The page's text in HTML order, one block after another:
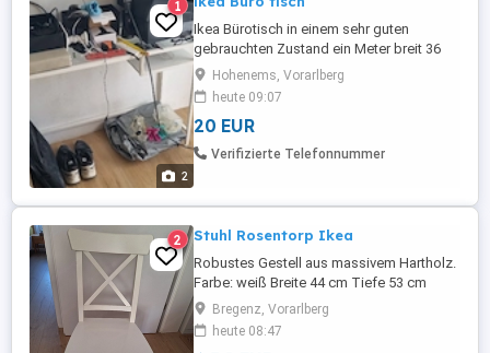
2
1
Ikea Bürotisch in einem sehr guten
gebrauchten Zustand ein Meter breit 36
tief Zentimeter und 75 hoch
Hohenems, Vorarlberg
heute 09:07
20 EUR
Verifizierte Telefonnummer
2 Stuhl Rosentorp Ikea
Robustes Gestell aus massivem Hartholz.
Farbe: weiß Breite 44 cm Tiefe 53 cm
Höhe 91 cm Sitzbreite 44 cm Sitztiefe 39
cm Sitzhöhe 45 cm getestet für 110 kg
Nichtraucherhaushalt Bezahlung bar bei
Bregenz, Vorarlberg
heute 08:47